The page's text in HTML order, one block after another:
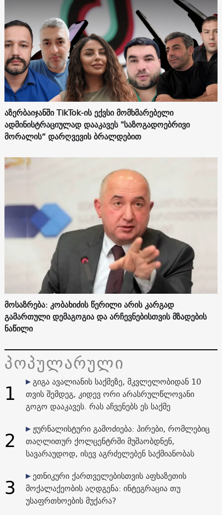
აზერბაიჯანში TikTok-ის ექვსი მომხმარებელი
ადმინისტრაციულად დააკავეს "საზოგადოებრივი
მორალის“ დარღვევის ბრალდებით
მოსაზრება: კობახიძის წერილი არის კარგად
გამართული დემაგოგია და არჩევნებისთვის მზადების
ნაწილი
პოპულარული
1
გიგა ავალიანის საქმეზე, მკვლელობიდან 10
თვის შემდეგ, კიდევ ორი არასრულწლოვანი
გოგო დააკავეს. რას აჩვენებს ეს საქმე
2
ჟურნალისტური გამოძიება: პირები, რომლებიც
თაღლითურ ქოლცენტრში მუშაობდნენ,
სავარაუდოდ, ისევ აგრძელებენ საქმიანობას
3
ეთნიკური ქართველებისთვის აფხაზეთის
მოქალაქეობის აღდგენა: ინტეგრაცია თუ
უსაფრთხოების მუქარა?